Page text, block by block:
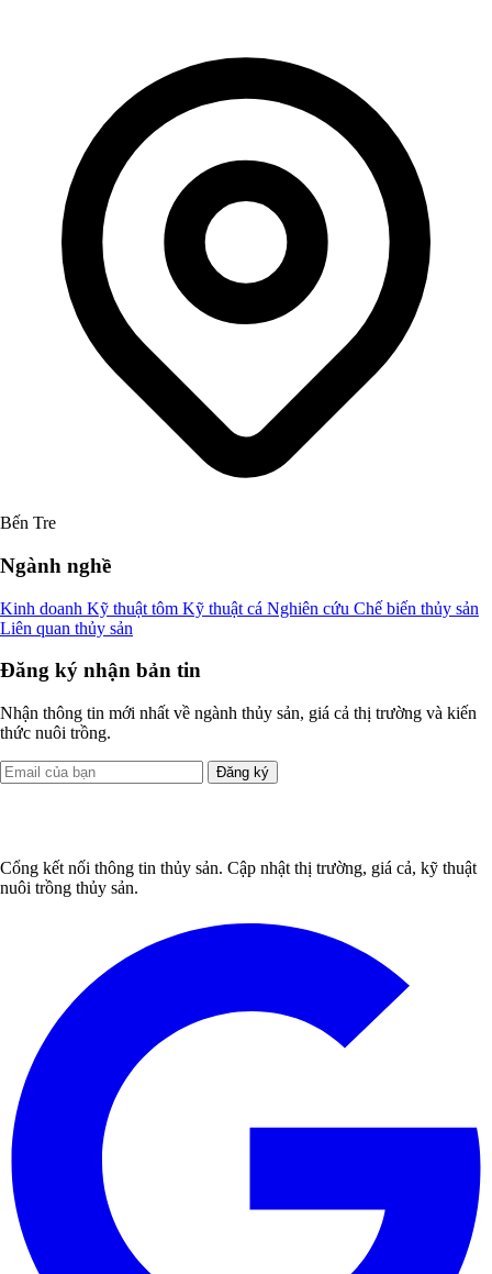
Bến Tre
Ngành nghề
Kinh doanh Kỹ thuật tôm Kỹ thuật cá Nghiên cứu Chế biến thủy sản
Liên quan thủy sản
Đăng ký nhận bản tin
Nhận thông tin mới nhất về ngành thủy sản, giá cả thị trường và kiến
thức nuôi trồng.
Đăng ký
Cổng kết nối thông tin thủy sản. Cập nhật thị trường, giá cả, kỹ thuật
nuôi trồng thủy sản.